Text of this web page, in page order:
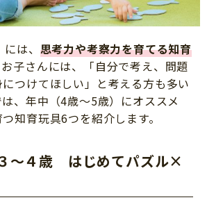
は、 思考力や考察力を育てる知育
子さんには、「自分で考え、問題
つけてほしい」と考える方も多い
、年中（4歳～5歳）にオススメ
知育玩具6つを紹介します。
～４歳 はじめてパズル×